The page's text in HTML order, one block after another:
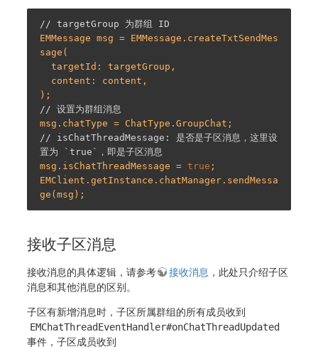
// targetGroup 为群组 ID
EMMessage msg = EMMessage.createTxtSendMes
sage(
// 设置为群组消息
// isChatThreadMessage: 是否是子区消息，这里设
置为 `true`，即是子区消息
msg.isChatThreadMessage = true ;
EMClient.getInstance.chatManager.sendMessa
接收子区消息
接收消息的具体逻辑，请参考 接收消息 ，此处只介绍子区
消息和其他消息的区别。
子区有新增消息时，子区所属群组的所有成员收到
EMChatThreadEventHandler#onChatThreadUpdated
事件，子区成员收到